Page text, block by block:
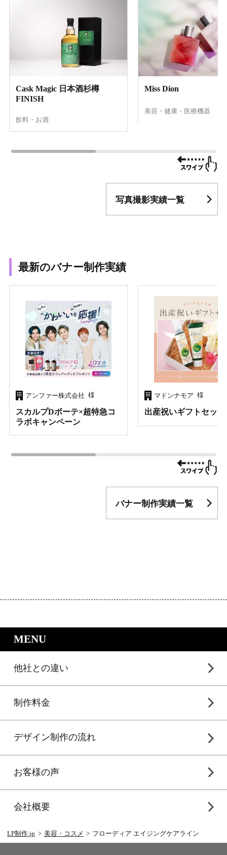
Cask Magic 日本酒杉樽
FINISH
飲料・お酒
Miss Dion
美容・健康・医療機器
写真撮影実績一覧
最新のバナー制作実績
アンファー株式会社 様
スカルプDボーテ×超特急コ
ラボキャンペーン
マドンナモア 様
出産祝いギフトセッ
バナー制作実績一覧
MENU｜LP制作.jpのサービスメニュー
他社との違い
制作料金
デザイン制作の流れ
お客様の声
会社概要
LP制作.jp 美容・コスメ フローディア エイジングケアライン